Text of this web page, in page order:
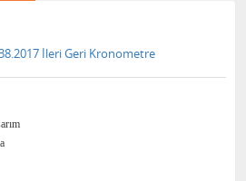
İleri Geri Kronometre